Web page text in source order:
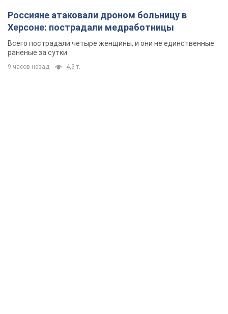
Россияне атаковали дроном больницу в
Херсоне: пострадали медработницы
Всего пострадали четыре женщины, и они не единственные
раненые за сутки
9 часов назад 4,3 т.